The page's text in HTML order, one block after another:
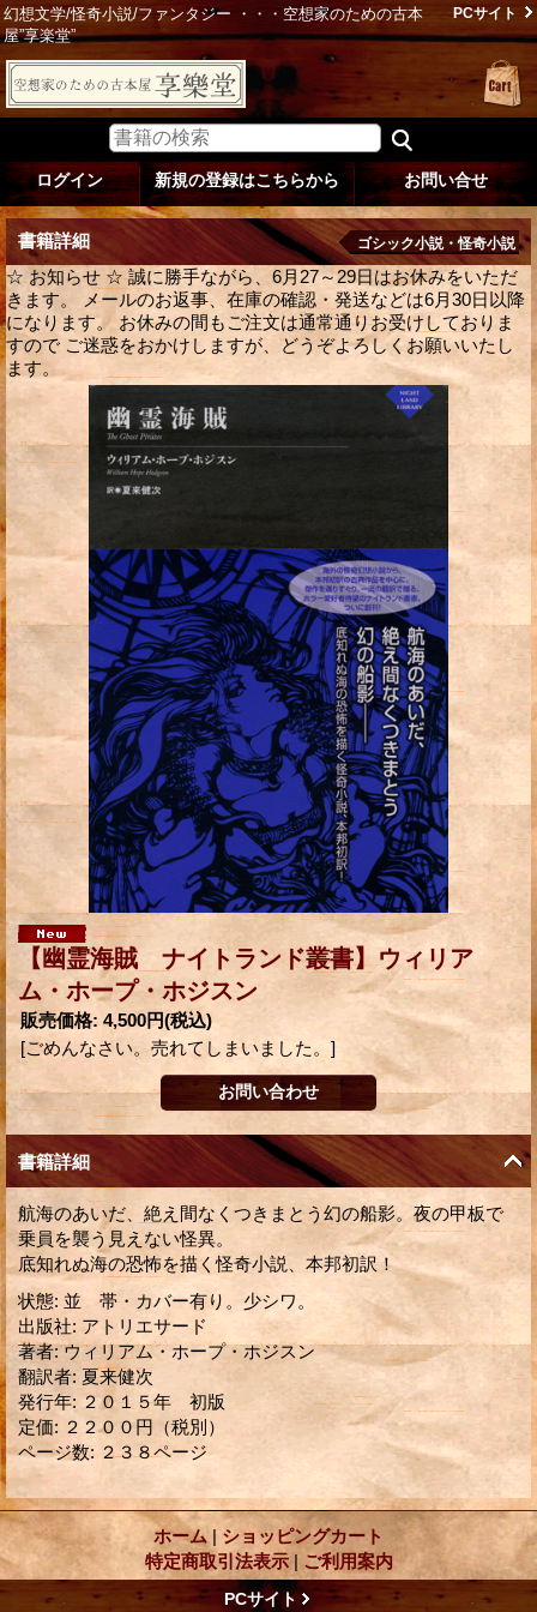
幻想文学/怪奇小説/ファンタジー ・・・空想家のための古本
屋”享楽堂”
PCサイト
ログイン 新規の登録はこちらから お問い合せ
書籍詳細 ゴシック小説・怪奇小説
☆ お知らせ ☆ 誠に勝手ながら、6月27～29日はお休みをいただ
きます。 メールのお返事、在庫の確認・発送などは6月30日以降
になります。 お休みの間もご注文は通常通りお受けしておりま
すので ご迷惑をおかけしますが、どうぞよろしくお願いいたし
ます。
【幽霊海賊 ナイトランド叢書】ウィリア
ム・ホープ・ホジスン
販売価格: 4,500円(税込)
[ごめんなさい。売れてしまいました。]
書籍詳細
航海のあいだ、絶え間なくつきまとう幻の船影。夜の甲板で
乗員を襲う見えない怪異。
底知れぬ海の恐怖を描く怪奇小説、本邦初訳！
状態: 並 帯・カバー有り。少シワ。
出版社: アトリエサード
著者: ウィリアム・ホープ・ホジスン
翻訳者: 夏来健次
発行年: ２０１５年 初版
定価: ２２００円（税別）
ページ数: ２３８ページ
ホーム | ショッピングカート
特定商取引法表示 | ご利用案内
PCサイト